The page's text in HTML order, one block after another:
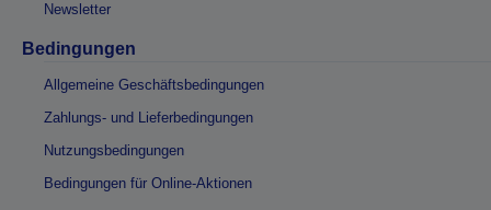
Newsletter
Bedingungen
Allgemeine Geschäftsbedingungen
Zahlungs- und Lieferbedingungen
Nutzungsbedingungen
Bedingungen für Online-Aktionen